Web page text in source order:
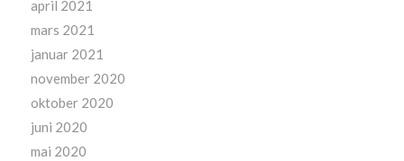
april 2021
mars 2021
januar 2021
november 2020
oktober 2020
juni 2020
mai 2020